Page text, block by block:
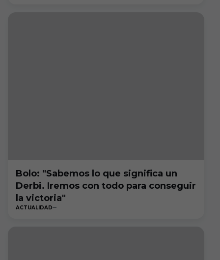
Bolo: "Sabemos lo que significa un
Derbi. Iremos con todo para conseguir
la victoria"
ACTUALIDAD